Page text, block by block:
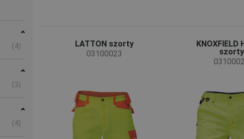
(4)
(3)
(4)
LATTON szorty
03100023
KNOXFIELD
szorty